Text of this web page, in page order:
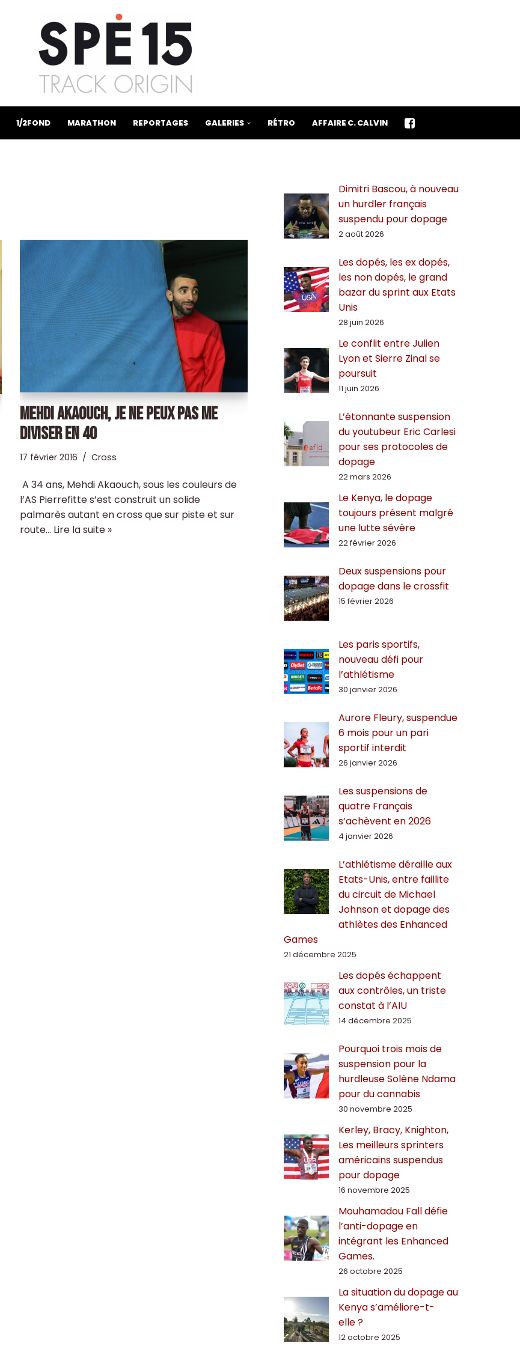
1/2FOND MARATHON REPORTAGES GALERIES RÉTRO AFFAIRE C. CALVIN
MEHDI AKAOUCH, JE NE PEUX PAS ME
DIVISER EN 40
17 février 2016 Cross
A 34 ans, Mehdi Akaouch, sous les couleurs de
l’AS Pierrefitte s’est construit un solide
palmarès autant en cross que sur piste et sur
route… Lire la suite »
Dimitri Bascou, à nouveau
un hurdler français
suspendu pour dopage
2 août 2026
Les dopés, les ex dopés,
les non dopés, le grand
bazar du sprint aux Etats
Unis
28 juin 2026
Le conflit entre Julien
Lyon et Sierre Zinal se
poursuit
11 juin 2026
L’étonnante suspension
du youtubeur Eric Carlesi
pour ses protocoles de
dopage
22 mars 2026
Le Kenya, le dopage
toujours présent malgré
une lutte sévère
22 février 2026
Deux suspensions pour
dopage dans le crossfit
15 février 2026
Les paris sportifs,
nouveau défi pour
l’athlétisme
30 janvier 2026
Aurore Fleury, suspendue
6 mois pour un pari
sportif interdit
26 janvier 2026
Les suspensions de
quatre Français
s’achèvent en 2026
4 janvier 2026
L’athlétisme déraille aux
Etats-Unis, entre faillite
du circuit de Michael
Johnson et dopage des
athlètes des Enhanced
Games
21 décembre 2025
Les dopés échappent
aux contrôles, un triste
constat à l’AIU
14 décembre 2025
Pourquoi trois mois de
suspension pour la
hurdleuse Solène Ndama
pour du cannabis
30 novembre 2025
Kerley, Bracy, Knighton,
Les meilleurs sprinters
américains suspendus
pour dopage
16 novembre 2025
Mouhamadou Fall défie
l’anti-dopage en
intégrant les Enhanced
Games.
26 octobre 2025
La situation du dopage au
Kenya s’améliore-t-
elle ?
12 octobre 2025